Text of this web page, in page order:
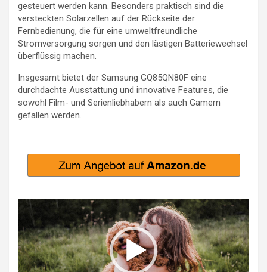
gesteuert werden kann. Besonders praktisch sind die
versteckten Solarzellen auf der Rückseite der
Fernbedienung, die für eine umweltfreundliche
Stromversorgung sorgen und den lästigen Batteriewechsel
überflüssig machen.
Insgesamt bietet der Samsung GQ85QN80F eine
durchdachte Ausstattung und innovative Features, die
sowohl Film- und Serienliebhabern als auch Gamern
gefallen werden.
Video-